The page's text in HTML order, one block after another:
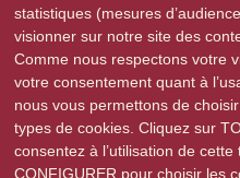
Les préparatifs dans les
Les Houblonnières et des
statistiques (mesures
visionner sur notre site des
Comme nous respectons votre
votre consentement quant à
nous vous permettons de
types de cookies. Cliquez sur
consentez à l’utilisation de
CONFIGURER pour choisir les